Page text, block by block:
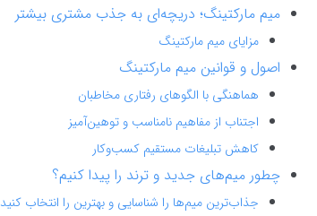
میم مارکتینگ؛ دریچه‌ای به جذب مشتری بیشتر
مزایای میم مارکتینگ
اصول و قوانین میم مارکتینگ
هماهنگی با الگوهای رفتاری مخاطبان
اجتناب از مفاهیم نامناسب و توهین‌آمیز
کاهش تبلیغات مستقیم کسب‌وکار
چطور میم‌های جدید و ترند را پیدا کنیم؟
جذاب‌ترین میم‌ها را شناسایی و بهترین را انتخاب کنید